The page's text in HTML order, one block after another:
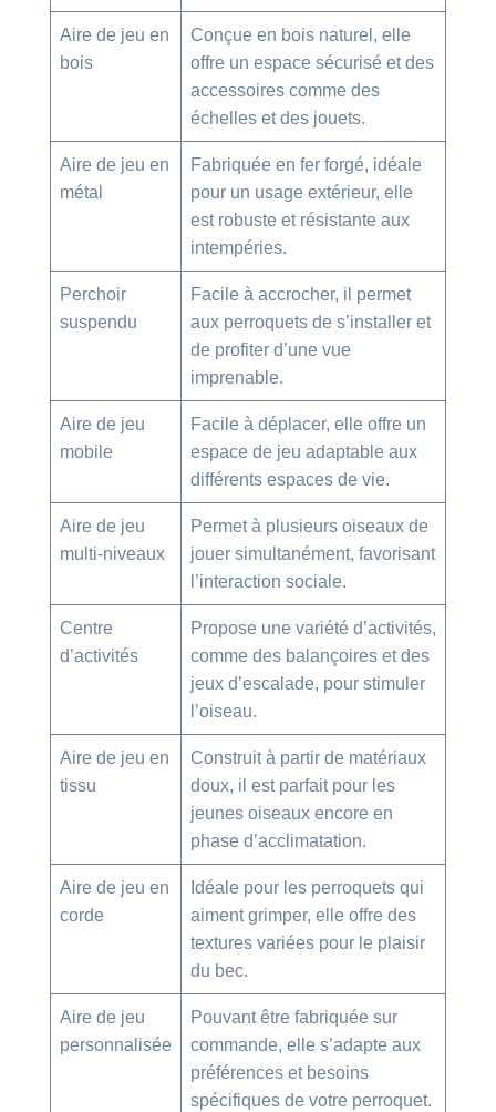
Aire de jeu en
bois
Conçue en bois naturel, elle
offre un espace sécurisé et des
accessoires comme des
échelles et des jouets.
Aire de jeu en
métal
Fabriquée en fer forgé, idéale
pour un usage extérieur, elle
est robuste et résistante aux
intempéries.
Perchoir
suspendu
Facile à accrocher, il permet
aux perroquets de s’installer et
de profiter d’une vue
imprenable.
Aire de jeu
mobile
Facile à déplacer, elle offre un
espace de jeu adaptable aux
différents espaces de vie.
Aire de jeu
multi-niveaux
Permet à plusieurs oiseaux de
jouer simultanément, favorisant
l’interaction sociale.
Centre
d’activités
Propose une variété d’activités,
comme des balançoires et des
jeux d’escalade, pour stimuler
l’oiseau.
Aire de jeu en
tissu
Construit à partir de matériaux
doux, il est parfait pour les
jeunes oiseaux encore en
phase d’acclimatation.
Aire de jeu en
corde
Idéale pour les perroquets qui
aiment grimper, elle offre des
textures variées pour le plaisir
du bec.
Aire de jeu
personnalisée
Pouvant être fabriquée sur
commande, elle s’adapte aux
préférences et besoins
spécifiques de votre perroquet.